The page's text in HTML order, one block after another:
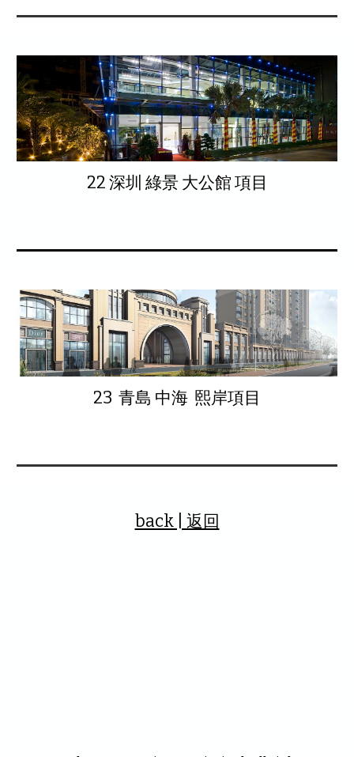
22 深圳 綠景 大公館 項目
23 青島 中海 熙岸項目
back | 返回